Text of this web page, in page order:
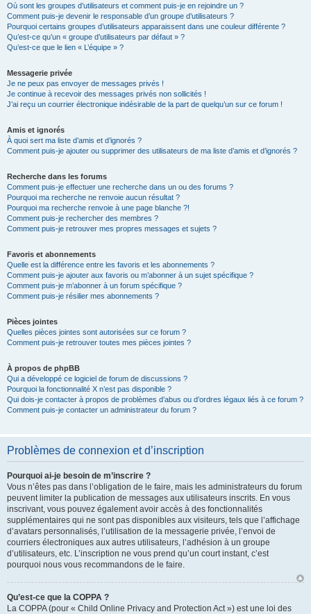
Où sont les groupes d’utilisateurs et comment puis-je en rejoindre un ?
Comment puis-je devenir le responsable d’un groupe d’utilisateurs ?
Pourquoi certains groupes d’utilisateurs apparaissent dans une couleur différente ?
Qu’est-ce qu’un « groupe d’utilisateurs par défaut » ?
Qu’est-ce que le lien « L’équipe » ?
Messagerie privée
Je ne peux pas envoyer de messages privés !
Je continue à recevoir des messages privés non sollicités !
J’ai reçu un courrier électronique indésirable de la part de quelqu’un sur ce forum !
Amis et ignorés
À quoi sert ma liste d’amis et d’ignorés ?
Comment puis-je ajouter ou supprimer des utilisateurs de ma liste d’amis et d’ignorés ?
Recherche dans les forums
Comment puis-je effectuer une recherche dans un ou des forums ?
Pourquoi ma recherche ne renvoie aucun résultat ?
Pourquoi ma recherche renvoie à une page blanche ?!
Comment puis-je rechercher des membres ?
Comment puis-je retrouver mes propres messages et sujets ?
Favoris et abonnements
Quelle est la différence entre les favoris et les abonnements ?
Comment puis-je ajouter aux favoris ou m’abonner à un sujet spécifique ?
Comment puis-je m’abonner à un forum spécifique ?
Comment puis-je résilier mes abonnements ?
Pièces jointes
Quelles pièces jointes sont autorisées sur ce forum ?
Comment puis-je retrouver toutes mes pièces jointes ?
À propos de phpBB
Qui a développé ce logiciel de forum de discussions ?
Pourquoi la fonctionnalité X n’est pas disponible ?
Qui dois-je contacter à propos de problèmes d’abus ou d’ordres légaux liés à ce forum ?
Comment puis-je contacter un administrateur du forum ?
Problèmes de connexion et d’inscription
Pourquoi ai-je besoin de m’inscrire ?
Vous n’êtes pas dans l’obligation de le faire, mais les administrateurs du forum
peuvent limiter la publication de messages aux utilisateurs inscrits. En vous
inscrivant, vous pouvez également avoir accès à des fonctionnalités
supplémentaires qui ne sont pas disponibles aux visiteurs, tels que l’affichage
d’avatars personnalisés, l’utilisation de la messagerie privée, l’envoi de
courriers électroniques aux autres utilisateurs, l’adhésion à un groupe
d’utilisateurs, etc. L’inscription ne vous prend qu’un court instant, c’est
pourquoi nous vous recommandons de le faire.
Qu’est-ce que la COPPA ?
La COPPA (pour « Child Online Privacy and Protection Act ») est une loi des